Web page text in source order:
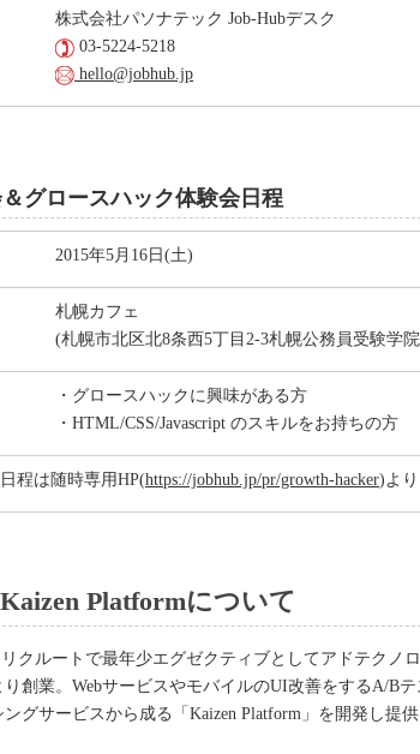
株式会社パソナテック Job-Hubデスク
03-5224-5218
hello@jobhub.jp
グロースハック体験会日程
2015年5月16日(土)
札幌カフェ
(札幌市北区北8条西5丁目2-3札幌公務員受験学
・グロースハックに興味がある方
・HTML/CSS/Javascript のスキルをお持ちの方
程は随時専用HP(https://jobhub.jp/pr/growth-hacker)より
Kaizen Platformについて
クルートで最年少エグゼクティブとしてアドテクノ
創業。WebサービスやモバイルのUI改善をするA/B
グサービスから成る「Kaizen Platform」を開発し提